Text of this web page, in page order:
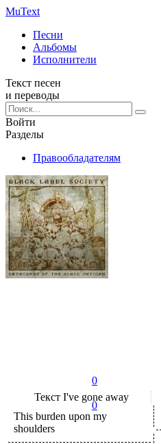
MuText
Песни
Альбомы
Исполнители
Текст песен
и переводы
Войти
Разделы
Правообладателям
0
0
Текст I've gone away
This burden upon my
shoulders